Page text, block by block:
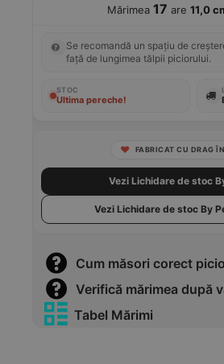
Mărimea 17 are 11,0
Se recomandă un spațiu de
față de lungimea tălpii piciorului.
STOC
Ultima pereche!
FABRICAT CU DRAG
Vezi Lichidare de stoc
Vezi Lichidare de stoc By
Cum măsori corect
Verifică mărimea după
Tabel Mărimi